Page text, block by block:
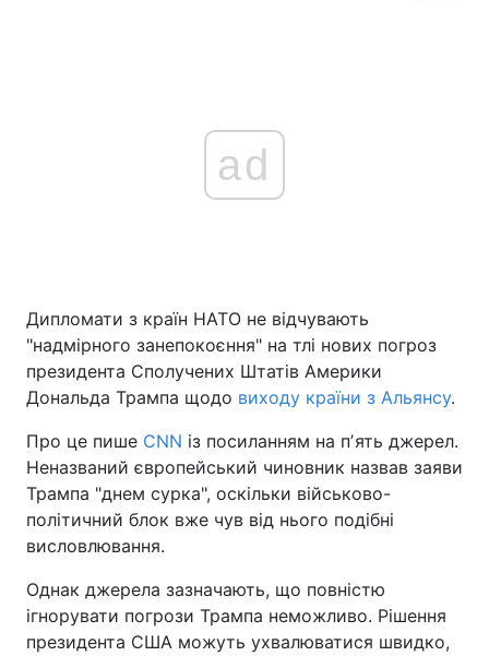
ad
Дипломати з країн НАТО не відчувають
"надмірного занепокоєння" на тлі нових погроз
президента Сполучених Штатів Америки
Дональда Трампа щодо виходу країни з Альянсу.
Про це пише CNN із посиланням на пʼять джерел.
Неназваний європейський чиновник назвав заяви
Трампа "днем сурка", оскільки військово-
політичний блок вже чув від нього подібні
висловлювання.
Однак джерела зазначають, що повністю
ігнорувати погрози Трампа неможливо. Рішення
президента США можуть ухвалюватися швидко,